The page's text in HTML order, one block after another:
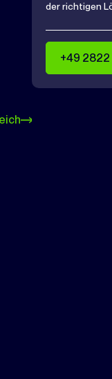
der richtigen
+49 2822